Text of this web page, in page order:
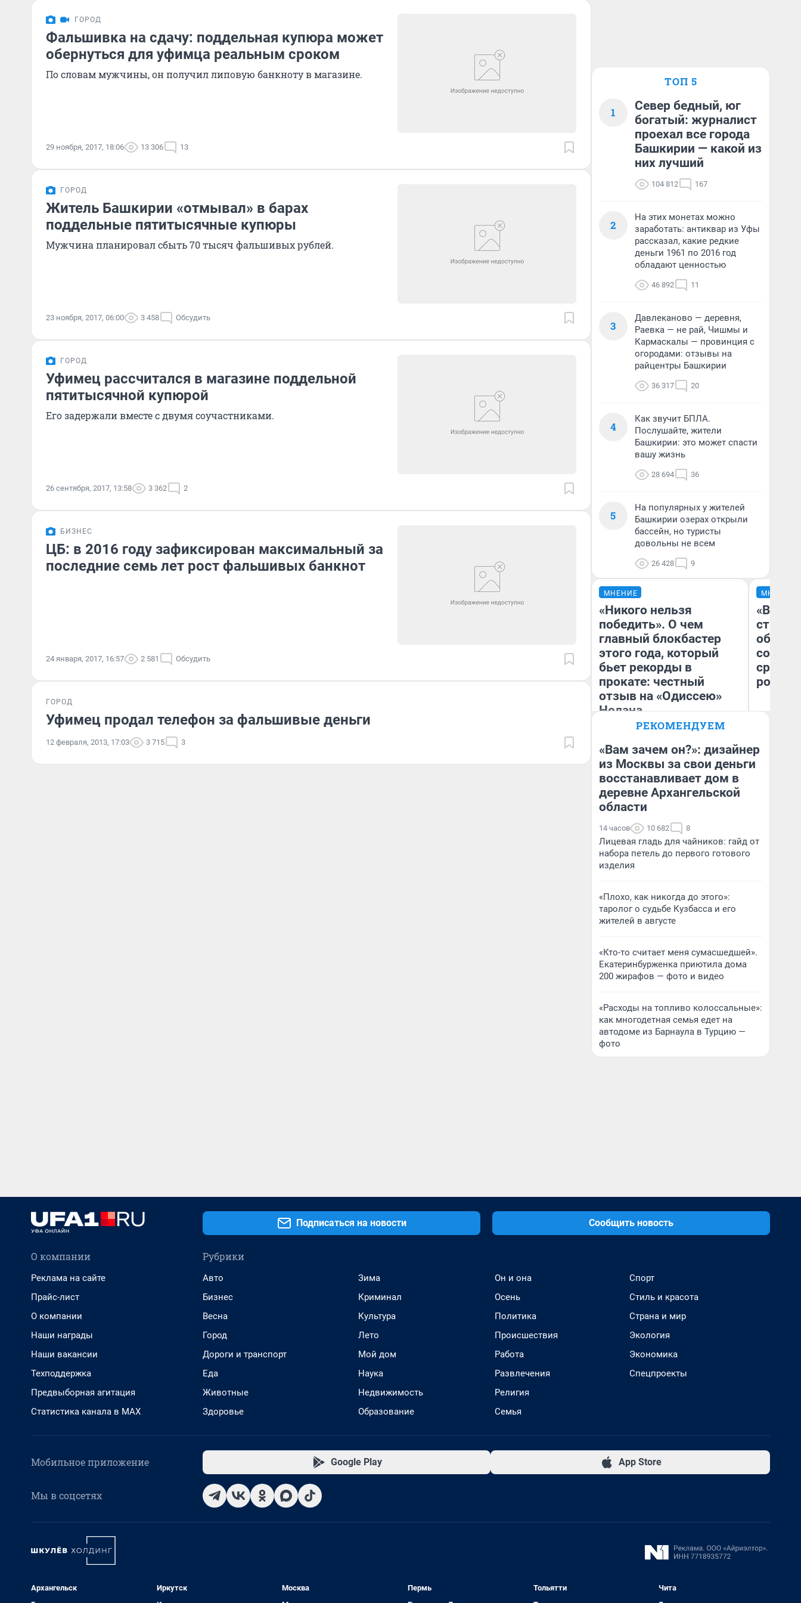
ГОРОД
Фальшивка на сдачу: поддельная купюра может
обернуться для уфимца реальным сроком
По словам мужчины, он получил липовую банкноту в магазине.
29 ноября, 2017, 18:06 13 306 13
ГОРОД
Житель Башкирии «отмывал» в барах
поддельные пятитысячные купюры
Мужчина планировал сбыть 70 тысяч фальшивых рублей.
23 ноября, 2017, 06:00 3 458 Обсудить
ГОРОД
Уфимец рассчитался в магазине поддельной
пятитысячной купюрой
Его задержали вместе с двумя соучастниками.
26 сентября, 2017, 13:58 3 362 2
БИЗНЕС
ЦБ: в 2016 году зафиксирован максимальный за
последние семь лет рост фальшивых банкнот
24 января, 2017, 16:57 2 581 Обсудить
ГОРОД
Уфимец продал телефон за фальшивые деньги
12 февраля, 2013, 17:03 3 715 3
ТОП 5
1
Север бедный, юг
богатый: журналист
проехал все города
Башкирии — какой из
них лучший
104 812 167
2
На этих монетах можно
заработать: антиквар из Уфы
рассказал, какие редкие
деньги 1961 по 2016 год
обладают ценностью
46 892 11
3
Давлеканово — деревня,
Раевка — не рай, Чишмы и
Кармаскалы — провинция с
огородами: отзывы на
райцентры Башкирии
36 317 20
4
Как звучит БПЛА.
Послушайте, жители
Башкирии: это может спасти
вашу жизнь
28 694 36
5
На популярных у жителей
Башкирии озерах открыли
бассейн, но туристы
довольны не всем
26 428 9
МНЕНИЕ
«Никого нельзя
победить». О чем
главный блокбастер
этого года, который
бьет рекорды в
прокате: честный
отзыв на «Одиссею»
Нолана
Стас Соколов
МНЕНИЕ
«В
РЕКОМЕНДУЕМ
«Вам зачем он?»: дизайнер
из Москвы за свои деньги
восстанавливает дом в
деревне Архангельской
области
14 часов 10 682 8
Лицевая гладь для чайников: гайд от
набора петель до первого готового
изделия
«Плохо, как никогда до этого»:
таролог о судьбе Кузбасса и его
жителей в августе
«Кто-то считает меня сумасшедшей».
Екатеринбурженка приютила дома
200 жирафов — фото и видео
«Расходы на топливо колоссальные»:
как многодетная семья едет на
автодоме из Барнаула в Турцию —
фото
Подписаться на новости Сообщить новость
О компании
Реклама на сайте
Прайс-лист
О компании
Наши награды
Наши вакансии
Техподдержка
Предвыборная агитация
Статистика канала в MAX
Рубрики
Авто
Бизнес
Весна
Город
Дороги и транспорт
Еда
Животные
Здоровье
Зима
Криминал
Культура
Лето
Мой дом
Наука
Недвижимость
Образование
Он и она
Осень
Политика
Происшествия
Работа
Развлечения
Религия
Семья
Спорт
Стиль и красота
Страна и мир
Экология
Экономика
Спецпроекты
Мобильное приложение Google Play App Store
Мы в соцсетях
Архангельск
Иркутск
Москва
Пермь
Тольятти
Чита